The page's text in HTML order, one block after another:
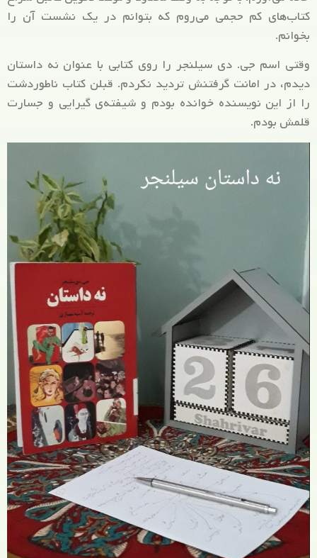
کتاب‌های کم حجمی می‌روم که بتوانم در یک نشست آن را
بخوانم.
وقتی اسم جی. دی سیلنجر را روی کتابی با عنوان نه داستان
دیدم، در امانت گرفتنش تردید نکردم. قبلن کتاب ناطوردشت
را از این نویسنده خوانده بودم و شیفته‌ی گیرایی و جسارت
قلمش بودم.